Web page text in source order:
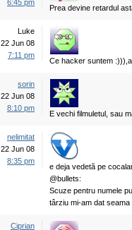
6:45 pm
Prea devine retardul
Luke
22 Jun 08
7:11 pm
Ce hacker suntem
sorin
22 Jun 08
8:10 pm
E vechi filmuletul, sau
nelimitat
22 Jun 08
8:35 pm
e deja vedetă pe
@bullets:
Scuze pentru numele
târziu mi-am dat seama
Ciprian